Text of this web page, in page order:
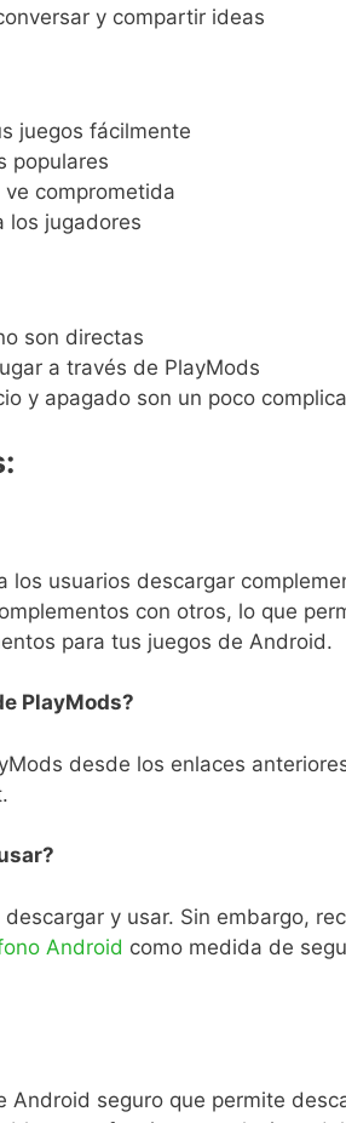
y compartir ideas
juegos fácilmente
populares
comprometida
los jugadores
son directas
a través de PlayMods
y apagado son un poco
los usuarios descargar
con otros, lo que
para tus juegos de Android.
PlayMods?
desde los enlaces
y usar. Sin embargo,
Android como medida de
Android seguro que permite